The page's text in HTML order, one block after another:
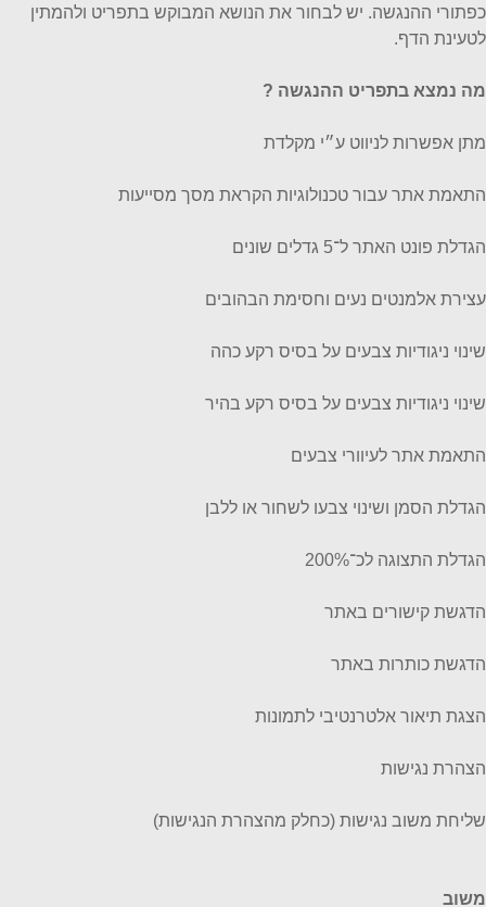
כפתורי ההנגשה. יש לבחור את הנושא המבוקש בתפריט ולהמתין
לטעינת הדף.
מה נמצא בתפריט ההנגשה ?
מתן אפשרות לניווט ע״י מקלדת
התאמת אתר עבור טכנולוגיות הקראת מסך מסייעות
הגדלת פונט האתר ל־5 גדלים שונים
עצירת אלמנטים נעים וחסימת הבהובים
שינוי ניגודיות צבעים על בסיס רקע כהה
שינוי ניגודיות צבעים על בסיס רקע בהיר
התאמת אתר לעיוורי צבעים
הגדלת הסמן ושינוי צבעו לשחור או ללבן
הגדלת התצוגה לכ־200%
הדגשת קישורים באתר
הדגשת כותרות באתר
הצגת תיאור אלטרנטיבי לתמונות
הצהרת נגישות
שליחת משוב נגישות (כחלק מהצהרת הנגישות)
משוב